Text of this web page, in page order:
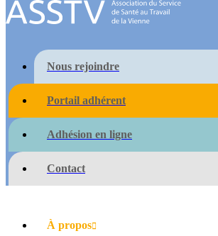
Nous rejoindre
Portail adhérent
Adhésion en ligne
Contact
À propos